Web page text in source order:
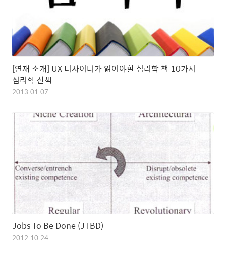
[연재 소개] UX 디자이너가 읽어야할 심리학 책 10가지 -
심리학 산책
2013.01.07
Jobs To Be Done (JTBD)
2012.10.24